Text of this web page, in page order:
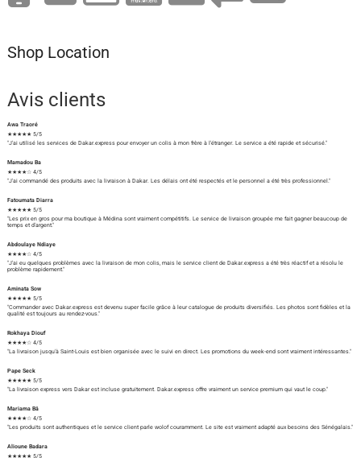
Shop Location
Avis clients
Awa Traoré
★★★★★ 5/5
"J'ai utilisé les services de Dakar.express pour envoyer un colis à mon frère à l'étranger. Le service a été rapide et sécurisé."
Mamadou Ba
★★★★☆ 4/5
"J'ai commandé des produits avec la livraison à Dakar. Les délais ont été respectés et le personnel a été très professionnel."
Fatoumata Diarra
★★★★★ 5/5
"Les prix en gros pour ma boutique à Médina sont vraiment compétitifs. Le service de livraison groupée me fait gagner beaucoup de
temps et d'argent."
Abdoulaye Ndiaye
★★★★☆ 4/5
"J'ai eu quelques problèmes avec la livraison de mon colis, mais le service client de Dakar.express a été très réactif et a résolu le
problème rapidement."
Aminata Sow
★★★★★ 5/5
"Commander avec Dakar.express est devenu super facile grâce à leur catalogue de produits diversifiés. Les photos sont fidèles et la
qualité est toujours au rendez-vous."
Rokhaya Diouf
★★★★☆ 4/5
"La livraison jusqu'à Saint-Louis est bien organisée avec le suivi en direct. Les promotions du week-end sont vraiment intéressantes."
Pape Seck
★★★★★ 5/5
"La livraison express vers Dakar est incluse gratuitement. Dakar.express offre vraiment un service premium qui vaut le coup."
Mariama Bâ
★★★★☆ 4/5
"Les produits sont authentiques et le service client parle wolof couramment. Le site est vraiment adapté aux besoins des Sénégalais."
Alioune Badara
★★★★★ 5/5